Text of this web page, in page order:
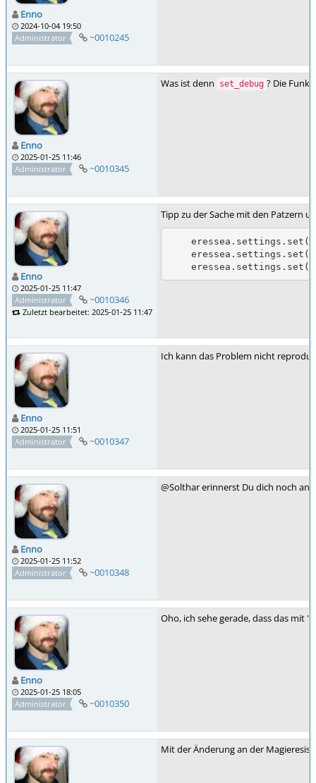
Enno
2024-10-04 19:50
Administrator
~0010245
Enno
2025-01-25 11:46
Administrator
~0010345
Was ist denn set_debug ? Die
Enno
2025-01-25 11:47
Administrator
~0010346
Zuletzt bearbeitet: 2025-01-25 11:47
Tipp zu der Sache mit den Patzern
Enno
2025-01-25 11:51
Administrator
~0010347
Ich kann das Problem nicht
Enno
2025-01-25 11:52
Administrator
~0010348
@Solthar erinnerst Du dich noch an
Enno
2025-01-25 18:05
Administrator
~0010350
Oho, ich sehe gerade, dass das mit
Mit der Änderung an der